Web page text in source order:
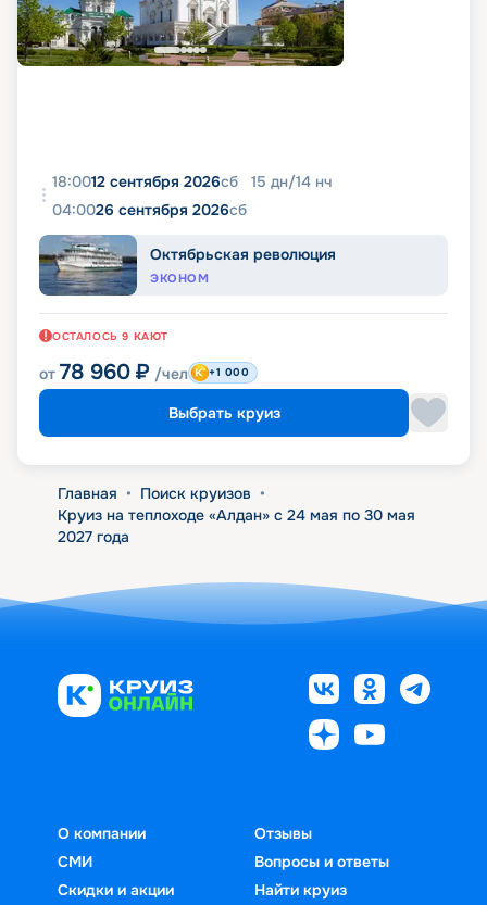
18:0012 сентября 2026сб 15 дн/14 нч
04:0026 сентября 2026сб
Октябрьская революция
ЭКОНОМ
ОСТАЛОСЬ 9 КАЮТ
от 78 960 ₽ /чел +1 000
Выбрать круиз
Главная • Поиск круизов •
Круиз на теплоходе «Алдан» с 24 мая по 30 мая
2027 года
О компании
СМИ
Скидки и акции
Отзывы
Вопросы и ответы
Найти круиз